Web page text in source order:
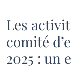
Les
comité
2025 : un